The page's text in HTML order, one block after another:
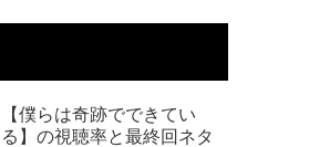
【僕らは奇跡でできてい
る】の視聴率と最終回ネタ